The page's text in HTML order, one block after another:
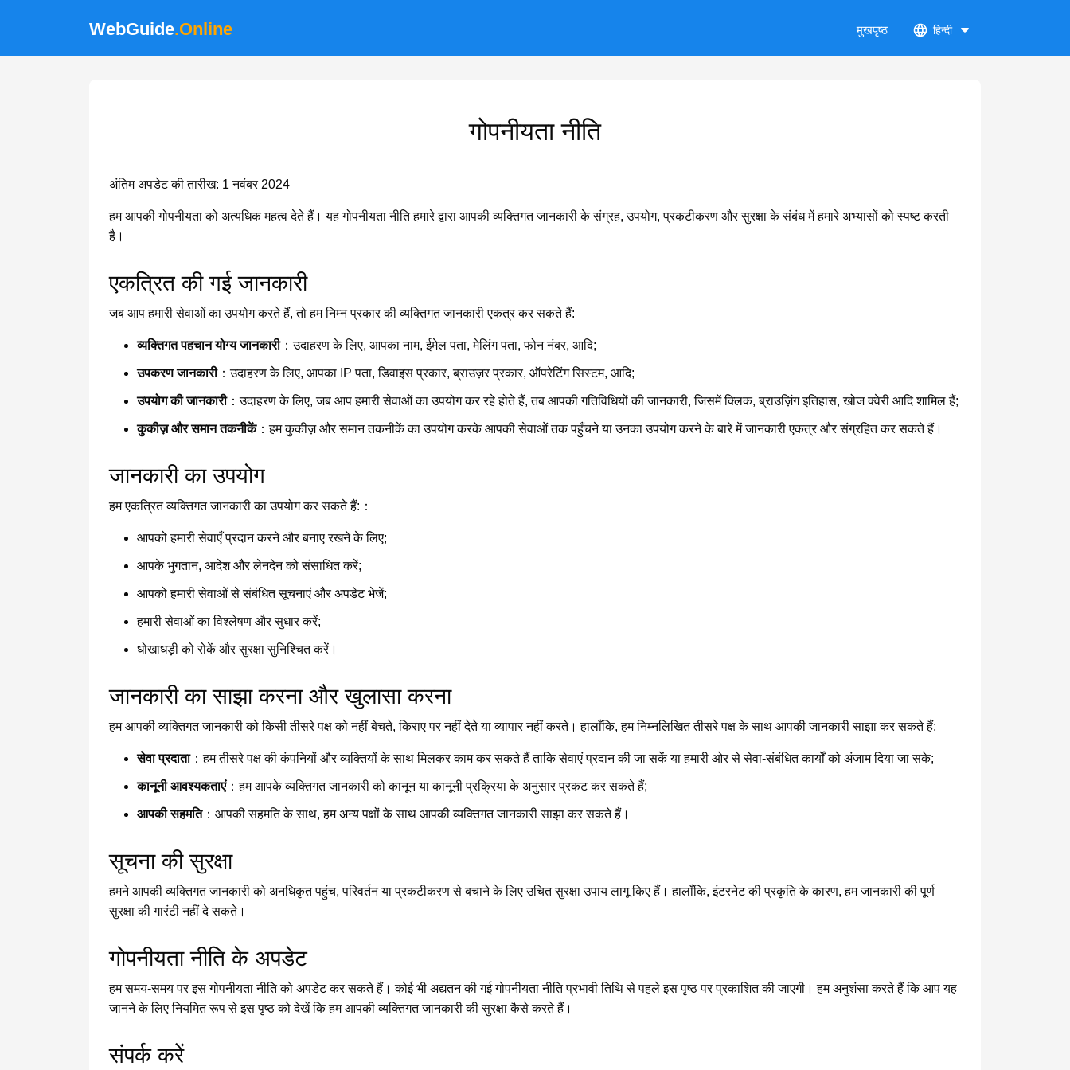
WebGuide.Online मुखपृष्ठ हिन्दी
गोपनीयता नीति
अंतिम अपडेट की तारीख: 1 नवंबर 2024
हम आपकी गोपनीयता को अत्यधिक महत्व देते हैं। यह गोपनीयता नीति हमारे द्वारा आपकी व्यक्तिगत जानकारी के संग्रह, उपयोग, प्रकटीकरण और सुरक्षा के संबंध में हमारे अभ्यासों को स्पष्ट करती
है।
एकत्रित की गई जानकारी
जब आप हमारी सेवाओं का उपयोग करते हैं, तो हम निम्न प्रकार की व्यक्तिगत जानकारी एकत्र कर सकते हैं:
व्यक्तिगत पहचान योग्य जानकारी：उदाहरण के लिए, आपका नाम, ईमेल पता, मेलिंग पता, फोन नंबर, आदि;
उपकरण जानकारी：उदाहरण के लिए, आपका IP पता, डिवाइस प्रकार, ब्राउज़र प्रकार, ऑपरेटिंग सिस्टम, आदि;
उपयोग की जानकारी：उदाहरण के लिए, जब आप हमारी सेवाओं का उपयोग कर रहे होते हैं, तब आपकी गतिविधियों की जानकारी, जिसमें क्लिक, ब्राउज़िंग इतिहास, खोज क्वेरी आदि शामिल हैं;
कुकीज़ और समान तकनीकें：हम कुकीज़ और समान तकनीकें का उपयोग करके आपकी सेवाओं तक पहुँचने या उनका उपयोग करने के बारे में जानकारी एकत्र और संग्रहित कर सकते हैं।
जानकारी का उपयोग
हम एकत्रित व्यक्तिगत जानकारी का उपयोग कर सकते हैं:：
आपको हमारी सेवाएँ प्रदान करने और बनाए रखने के लिए;
आपके भुगतान, आदेश और लेनदेन को संसाधित करें;
आपको हमारी सेवाओं से संबंधित सूचनाएं और अपडेट भेजें;
हमारी सेवाओं का विश्लेषण और सुधार करें;
धोखाधड़ी को रोकें और सुरक्षा सुनिश्चित करें।
जानकारी का साझा करना और खुलासा करना
हम आपकी व्यक्तिगत जानकारी को किसी तीसरे पक्ष को नहीं बेचते, किराए पर नहीं देते या व्यापार नहीं करते। हालाँकि, हम निम्नलिखित तीसरे पक्ष के साथ आपकी जानकारी साझा कर सकते हैं:
सेवा प्रदाता：हम तीसरे पक्ष की कंपनियों और व्यक्तियों के साथ मिलकर काम कर सकते हैं ताकि सेवाएं प्रदान की जा सकें या हमारी ओर से सेवा-संबंधित कार्यों को अंजाम दिया जा सके;
कानूनी आवश्यकताएं：हम आपके व्यक्तिगत जानकारी को कानून या कानूनी प्रक्रिया के अनुसार प्रकट कर सकते हैं;
आपकी सहमति：आपकी सहमति के साथ, हम अन्य पक्षों के साथ आपकी व्यक्तिगत जानकारी साझा कर सकते हैं।
सूचना की सुरक्षा
हमने आपकी व्यक्तिगत जानकारी को अनधिकृत पहुंच, परिवर्तन या प्रकटीकरण से बचाने के लिए उचित सुरक्षा उपाय लागू किए हैं। हालाँकि, इंटरनेट की प्रकृति के कारण, हम जानकारी की पूर्ण
सुरक्षा की गारंटी नहीं दे सकते।
गोपनीयता नीति के अपडेट
हम समय-समय पर इस गोपनीयता नीति को अपडेट कर सकते हैं। कोई भी अद्यतन की गई गोपनीयता नीति प्रभावी तिथि से पहले इस पृष्ठ पर प्रकाशित की जाएगी। हम अनुशंसा करते हैं कि आप यह
जानने के लिए नियमित रूप से इस पृष्ठ को देखें कि हम आपकी व्यक्तिगत जानकारी की सुरक्षा कैसे करते हैं।
संपर्क करें